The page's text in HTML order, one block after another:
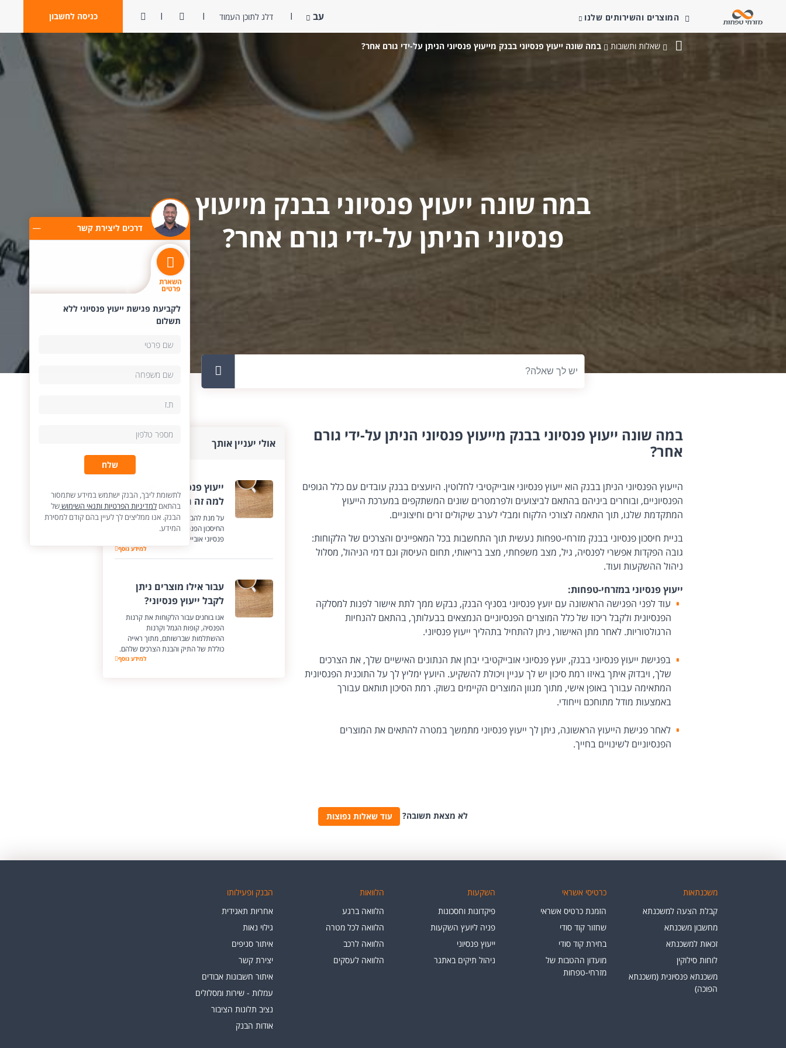
ניגודיות כניסה לחשבוןפתח חיפוש דלג לתוכן העמוד עב המוצרים והשירותים שלנו
שאלות ותשובות במה שונה ייעוץ פנסיוני בבנק מייעוץ פנסיוני הניתן על-ידי גורם אחר?
במה שונה ייעוץ פנסיוני בבנק מייעוץ
פנסיוני הניתן על-ידי גורם אחר?
במה שונה ייעוץ פנסיוני בבנק מייעוץ פנסיוני הניתן על-ידי גורם
אחר?
הייעוץ הפנסיוני הניתן בבנק הוא ייעוץ פנסיוני אובייקטיבי לחלוטין. היועצים בבנק עובדים עם כלל הגופים
הפנסיוניים, ובוחרים ביניהם בהתאם לביצועים ולפרמטרים שונים המשתקפים במערכת הייעוץ
המתקדמת שלנו, תוך התאמה לצורכי הלקוח ומבלי לערב שיקולים זרים וחיצוניים.
בניית חיסכון פנסיוני בבנק מזרחי-טפחות נעשית תוך התחשבות בכל המאפיינים והצרכים של הלקוחות:
גובה הפקדות אפשרי לפנסיה, גיל, מצב משפחתי, מצב בריאותי, תחום העיסוק וגם דמי הניהול, מסלול
ניהול ההשקעות ועוד.
ייעוץ פנסיוני במזרחי-טפחות:
עוד לפני הפגישה הראשונה עם יועץ פנסיוני בסניף הבנק, נבקש ממך לתת אישור לפנות למסלקה
הפנסיונית ולקבל ריכוז של כלל המוצרים הפנסיוניים הנמצאים בבעלותך, בהתאם להנחיות
הרגולטוריות. לאחר מתן האישור, ניתן להתחיל בתהליך ייעוץ פנסיוני.
בפגישת ייעוץ פנסיוני בבנק, יועץ פנסיוני אובייקטיבי יבחן את הנתונים האישיים שלך, את הצרכים
שלך, ויבדוק איתך באיזו רמת סיכון יש לך עניין ויכולת להשקיע. היועץ ימליץ לך על התוכנית הפנסיונית
המתאימה עבורך באופן אישי, מתוך מגוון המוצרים הקיימים בשוק. רמת הסיכון תותאם עבורך
באמצעות מודל מתוחכם וייחודי.
לאחר פגישת הייעוץ הראשונה, ניתן לך ייעוץ פנסיוני מתמשך במטרה להתאים את המוצרים
הפנסיוניים לשינויים בחייך.
אולי יעניין אותך
ייעוץ פנסיוני אובייקטיבי -
למה זה חשוב?
על מנת להבטיח ניתוח מקצועי של תיק
החיסכון הפנסיוני, יש לפנות ליועץ
פנסיוני אובייקטיבי
למידע נוסף
עבור אילו מוצרים ניתן
לקבל ייעוץ פנסיוני?
אנו בוחנים עבור הלקוחות את קרנות
הפנסיה, קופות הגמל וקרנות
ההשתלמות שברשותם, מתוך ראייה
כוללת של התיק והבנת הצרכים שלהם.
למידע נוסף
לא מצאת תשובה? עוד שאלות נפוצות
דרכים ליצירת קשר
השארת
פרטים
לקביעת פגישת ייעוץ פנסיוני ללא
תשלום
שלח
לתשומת ליבך, הבנק ישתמש במידע שתמסור
בהתאם למדיניות הפרטיות ותנאי השימוששל
הבנק. אנו ממליצים לך לעיין בהם קודם למסירת
המידע.
משכנתאות
קבלת הצעה למשכנתא
מחשבון משכנתא
זכאות למשכנתא
לוחות סילוקין
משכנתא פנסיונית (משכנתא
הפוכה)
כרטיסי אשראי
הזמנת כרטיס אשראי
שחזור קוד סודי
בחירת קוד סודי
מועדון ההטבות של
מזרחי-טפחות
השקעות
פיקדונות וחסכונות
פניה ליועץ השקעות
ייעוץ פנסיוני
ניהול תיקים באתגר
הלוואות
הלוואה ברגע
הלוואה לכל מטרה
הלוואה לרכב
הלוואה לעסקים
הבנק ופעילותו
אחריות תאגידית
גילוי נאות
איתור סניפים
יצירת קשר
איתור חשבונות אבודים
עמלות - שירות ומסלולים
נציב תלונות הציבור
אודות הבנק